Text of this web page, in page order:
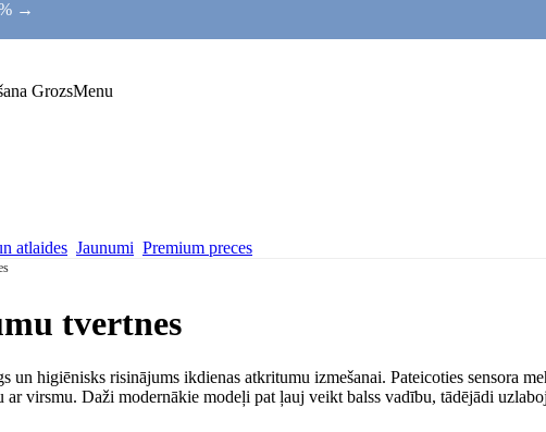
→
GrozsMenu
atlaides Jaunumi Premium preces
tvertnes
un higiēnisks risinājums ikdienas atkritumu izmešanai. Pateicoties sensora
virsmu. Daži modernākie modeļi pat ļauj veikt balss vadību, tādējādi